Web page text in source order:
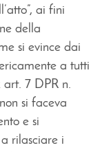
ai fini
della
si evince dai
a tutti
7 DPR n.
si faceva
e si
rilasciare i